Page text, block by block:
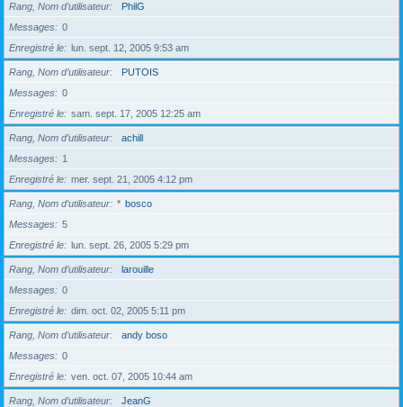
Rang, Nom d’utilisateur
PhilG
Messages
0
Enregistré le
lun. sept. 12, 2005 9:53 am
Rang, Nom d’utilisateur
PUTOIS
Messages
0
Enregistré le
sam. sept. 17, 2005 12:25 am
Rang, Nom d’utilisateur
achill
Messages
1
Enregistré le
mer. sept. 21, 2005 4:12 pm
Rang, Nom d’utilisateur * bosco
Messages
5
Enregistré le
lun. sept. 26, 2005 5:29 pm
Rang, Nom d’utilisateur
larouille
Messages
0
Enregistré le
dim. oct. 02, 2005 5:11 pm
Rang, Nom d’utilisateur
andy boso
Messages
0
Enregistré le
ven. oct. 07, 2005 10:44 am
Rang, Nom d’utilisateur
JeanG